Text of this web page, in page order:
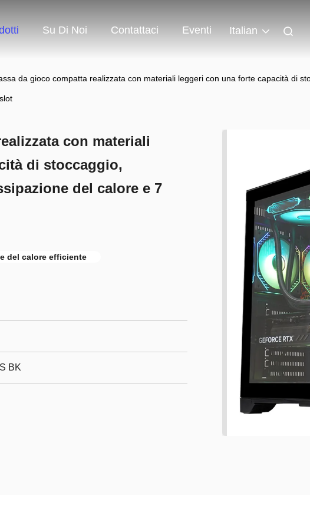
Su Di Noi Contattaci Eventi Italian
da gioco compatta realizzata con materiali leggeri con una forte capacità di
con materiali
di stoccaggio,
del calore e 7
del calore efficiente
BK